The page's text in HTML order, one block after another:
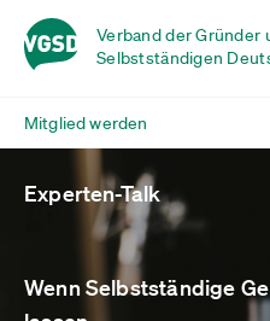
Verband der Gründer
Selbstständigen
Mitglied werden
Experten-Talk
Wenn Selbstständige